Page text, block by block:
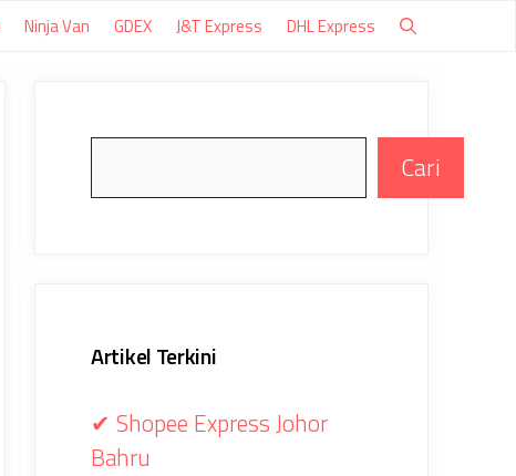
Ninja Van GDEX J&T Express DHL Express
Cari
Artikel Terkini
✔ Shopee Express Johor
Bahru